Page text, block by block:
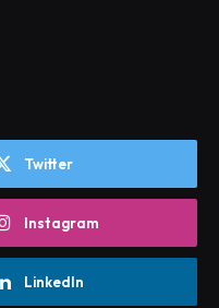
Twitter
Instagram
LinkedIn